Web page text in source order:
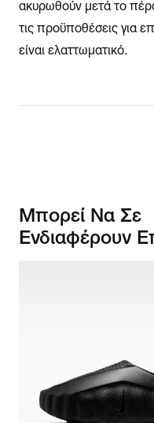
ακυρωθούν μετά το
τις προϋποθέσεις για
είναι ελαττωματικό.
Μπορεί Να Σε
Ενδιαφέρουν